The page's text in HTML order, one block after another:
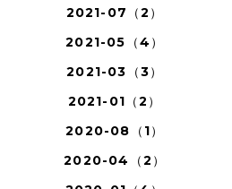
2021-07（2）
2021-05（4）
2021-03（3）
2021-01（2）
2020-08（1）
2020-04（2）